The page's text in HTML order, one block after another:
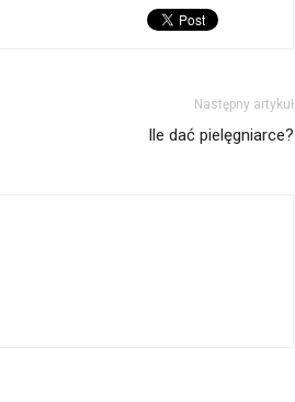
Następny artykuł
Ile dać pielęgniarce?